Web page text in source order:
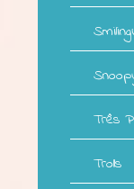
Três
Trolls